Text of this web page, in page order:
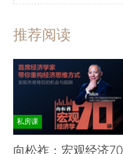
推荐阅读
私房课
向松祚：宏观经济70